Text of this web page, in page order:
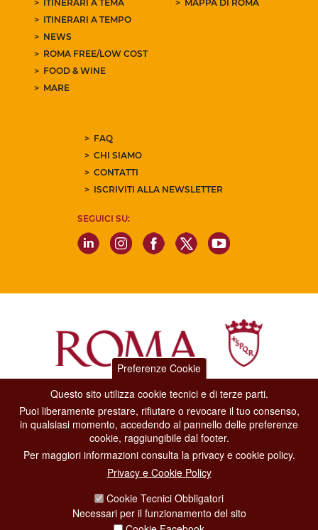
ITINERARI A TEMA
ITINERARI A TEMPO
NEWS
ROMA FREE/LOW COST
FOOD & WINE
MARE
MAPPA DI ROMA
FAQ
CHI SIAMO
CONTATTI
ISCRIVITI ALLA NEWSLETTER
SEGUICI SU:
Dipartimento Grandi Eventi, Sport, Turismo e Moda.
Via di San Basilio, 51
00187 Roma
CONTACT CENTER TEL. 06 06 08
CONTATTA LA REDAZIONE
Preferenze Cookie
Questo sito utilizza cookie tecnici e di terze parti.
Puoi liberamente prestare, rifiutare o revocare il tuo consenso,
in qualsiasi momento, accedendo al pannello delle preferenze
cookie, raggiungibile dal footer.
Per maggiori informazioni consulta la privacy e cookie policy.
Privacy e Cookie Policy
Cookie Tecnici Obbligatori
Necessari per il funzionamento del sito